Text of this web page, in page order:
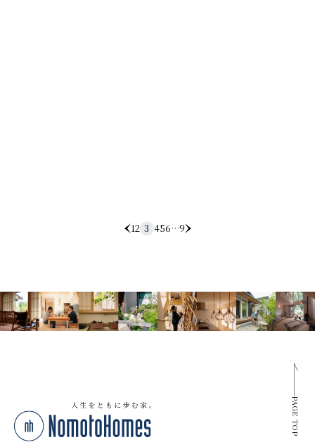
12 3 456…9
PAGE TOP